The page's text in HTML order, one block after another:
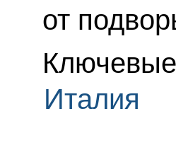
от
Италия